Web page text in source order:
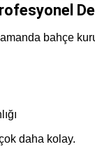
bahçe
daha kolay.